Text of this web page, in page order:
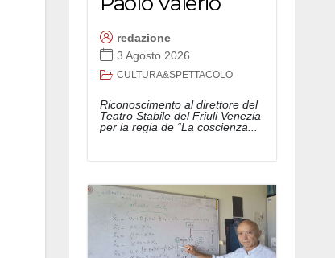
redazione
3 Agosto 2026
CULTURA&SPETTACOLO
Riconoscimento al direttore del
Teatro Stabile del Friuli Venezia
per la regia de “La coscienza...